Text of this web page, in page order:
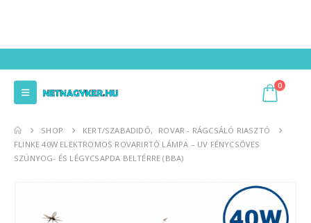
0
SHOP KERT/SZABADIDŐ,
ROVAR - RÁGCSÁLÓ RIASZTÓ
FLINKE 40W ELEKTROMOS ROVARIRTÓ LÁMPA – UV FÉNYCSÖVES
SZÚNYOG- ÉS LÉGYCSAPDA BELTÉRRE (BBA)